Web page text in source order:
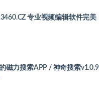
专业视频编辑软件完美
磁力搜索APP / 神奇搜索v1.0.9